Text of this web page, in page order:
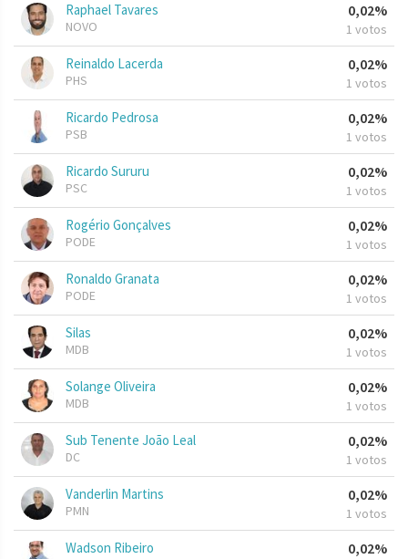
Raphael Tavares
NOVO
0,02%
1 votos
Reinaldo Lacerda
PHS
0,02%
1 votos
Ricardo Pedrosa
PSB
0,02%
1 votos
Ricardo Sururu
PSC
0,02%
1 votos
Rogério Gonçalves
PODE
0,02%
1 votos
Ronaldo Granata
PODE
0,02%
1 votos
Silas
MDB
0,02%
1 votos
Solange Oliveira
MDB
0,02%
1 votos
Sub Tenente João Leal
DC
0,02%
1 votos
Vanderlin Martins
PMN
0,02%
1 votos
Wadson Ribeiro 0,02%